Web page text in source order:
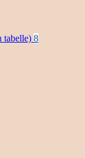
tabelle) 8